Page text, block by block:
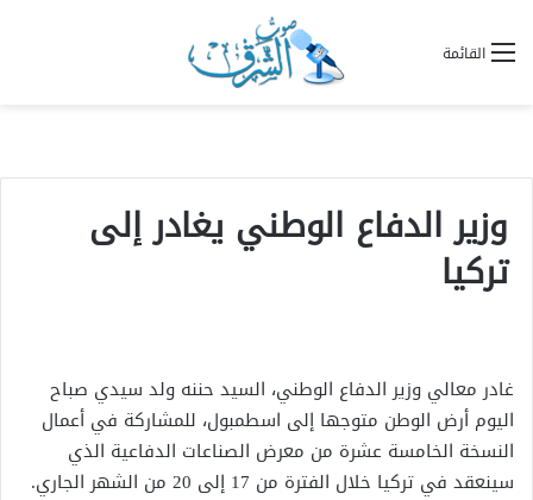
القائمة
وزير الدفاع الوطني يغادر إلى
تركيا
غادر معالي وزير الدفاع الوطني، السيد حننه ولد سيدي صباح
اليوم أرض الوطن متوجها إلى اسطمبول، للمشاركة في أعمال
النسخة الخامسة عشرة من معرض الصناعات الدفاعية الذي
سينعقد في تركيا خلال الفترة من 17 إلى 20 من الشهر الجاري.